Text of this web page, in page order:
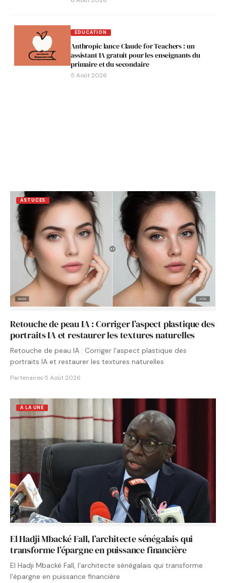
EDUCATION
Anthropic lance Claude for Teachers : un
assistant IA gratuit pour les enseignants du
primaire et du secondaire
5 Août 2026
ASTUCES
Retouche de peau IA : Corriger l’aspect plastique des
portraits IA et restaurer les textures naturelles
Retouche de peau IA : Corriger l'aspect plastique des
portraits IA et restaurer les textures naturelles
Partenaires·5 Août 2026
A LA UNE
El Hadji Mbacké Fall, l’architecte sénégalais qui
transforme l’épargne en puissance financière
El Hadji Mbacké Fall, l’architecte sénégalais qui transforme
l’épargne en puissance financière